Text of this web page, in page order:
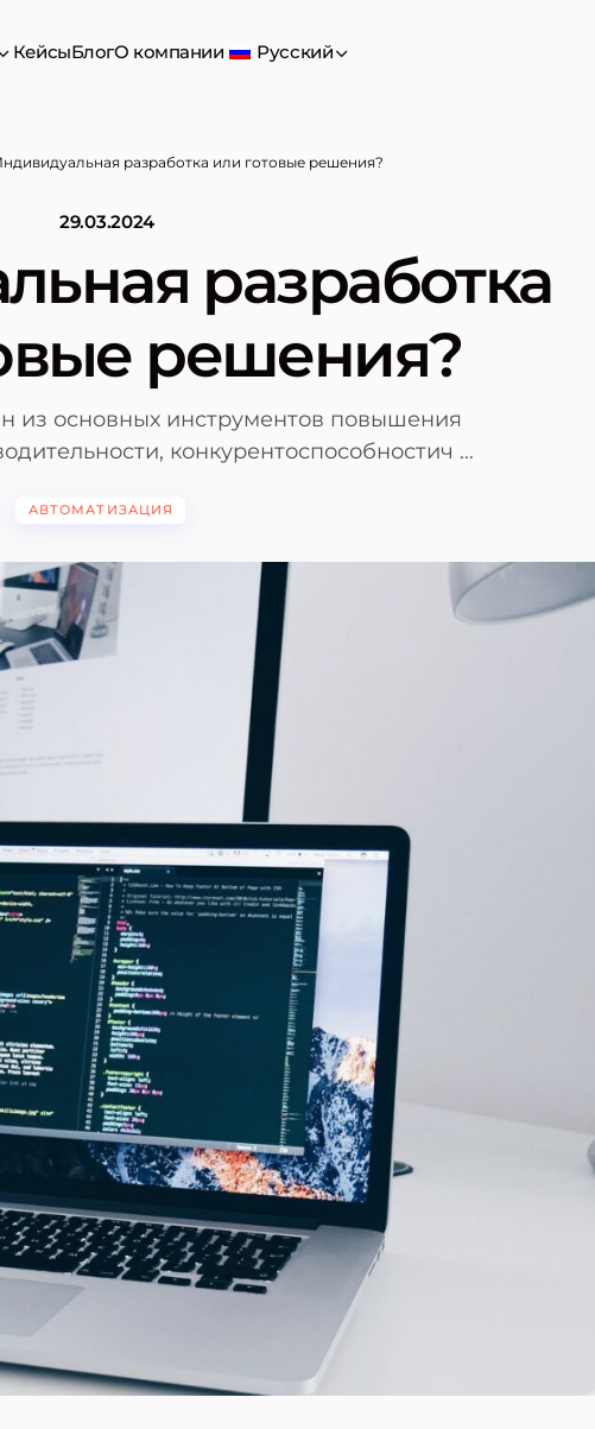
КейсыБлогО компании Русский
разработка или готовые решения?
29.03.2024
разработка
решения?
из основных инструментов повышения
конкурентоспособностич …
АВТОМАТИЗАЦИЯ